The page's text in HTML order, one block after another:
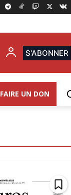
S'ABONNER
FAIRE UN DON